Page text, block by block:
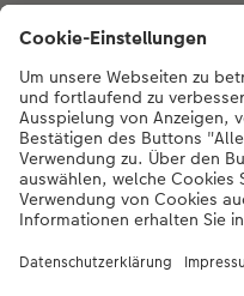
Bei Fragen zu Produkten oder
Montag bis Samstag von 8:00
20:00 Uhr (gesetzliche
Telefonnummer
DE